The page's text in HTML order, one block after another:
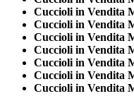
Cuccioli in Vendita
Cuccioli in Vendita
Cuccioli in Vendita
Cuccioli in Vendita
Cuccioli in Vendita
Cuccioli in Vendita
Cuccioli in Vendita